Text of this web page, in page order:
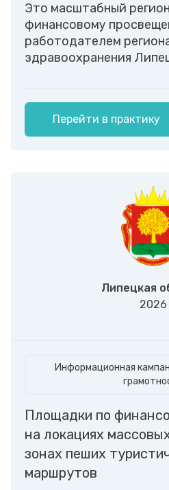
Это масштабный
финансовому
работодателем
здравоохранения
Перейти в практику
Липецкая
2026
Информационная
Площадки по
на локациях
зонах пеших
маршрутов